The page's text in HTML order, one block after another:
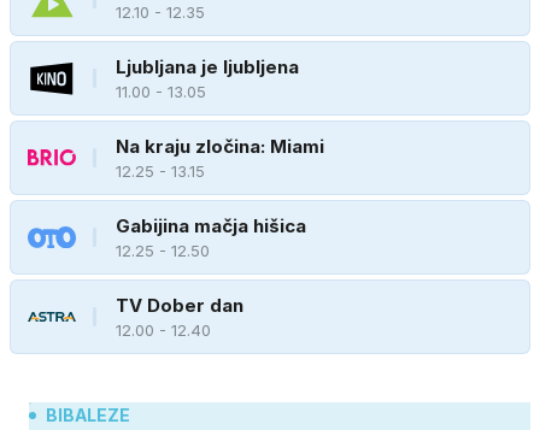
12.10 - 12.35
Ljubljana je ljubljena
11.00 - 13.05
Na kraju zločina: Miami
12.25 - 13.15
Gabijina mačja hišica
12.25 - 12.50
TV Dober dan
12.00 - 12.40
BIBALEZE